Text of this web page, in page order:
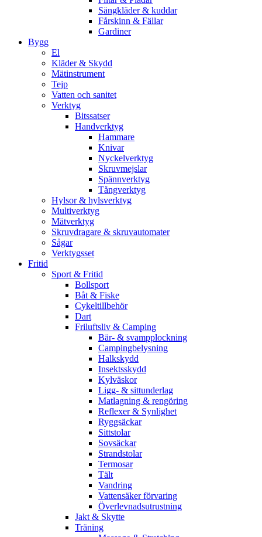
Sängkläder & kuddar
Fårskinn & Fällar
Gardiner
Bygg
El
Kläder & Skydd
Mätinstrument
Tejp
Vatten och sanitet
Verktyg
Bitssatser
Handverktyg
Hammare
Knivar
Nyckelverktyg
Skruvmejslar
Spännverktyg
Tångverktyg
Hylsor & hylsverktyg
Multiverktyg
Mätverktyg
Skruvdragare & skruvautomater
Sågar
Verktygsset
Fritid
Sport & Fritid
Bollsport
Båt & Fiske
Cykeltillbehör
Dart
Friluftsliv & Camping
Bär- & svampplockning
Campingbelysning
Halkskydd
Insektsskydd
Kylväskor
Ligg- & sittunderlag
Matlagning & rengöring
Reflexer & Synlighet
Ryggsäckar
Sittstolar
Sovsäckar
Strandstolar
Termosar
Tält
Vandring
Vattensäker förvaring
Överlevnadsutrustning
Jakt & Skytte
Träning